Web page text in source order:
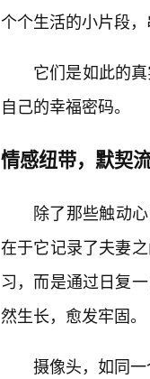
个个生活的小片段
它们是如此的
自己的幸福密码。
情感纽带，默契
除了那些触动
在于它记录了夫妻
习，而是通过日复
然生长，愈发牢固。
摄像头，如同一